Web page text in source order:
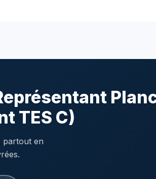
TES C)
partout en